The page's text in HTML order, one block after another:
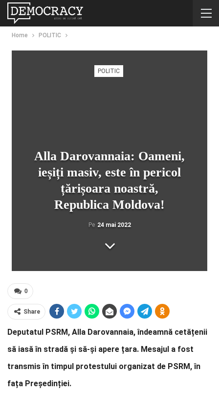
Home POLITIC
POLITIC
Alla Darovannaia: Oameni,
ieșiți masiv, este în pericol
țărișoara noastră,
Republica Moldova!
Pe 24 mai 2022
0
Share
Deputatul PSRM, Alla Darovannaia, îndeamnă cetățenii
să iasă în stradă și să-și apere țara. Mesajul a fost
transmis în timpul protestului organizat de PSRM, în
fața Președinției.